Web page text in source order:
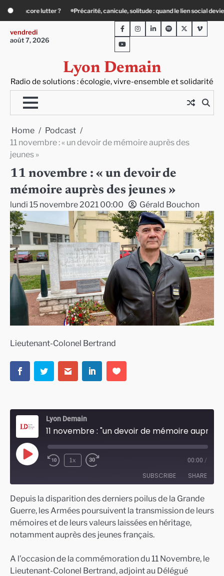
Skip
content
solitude : quand le lien social devient essentiel « Ça chauffe » : des
vendredi
août 7, 2026
Lyon Demain
Radio de solutions : écologie, vivre-ensemble et solidarité
FacebookInstagram
LinkedInSpotifyTwitterViméo
Youtube
Home
Podcast
11 novembre : « un devoir de mémoire auprès des
jeunes »
11 novembre : « un devoir de
mémoire auprès des jeunes »
lundi 15 novembre 2021 00:00 Gérald Bouchon
Lieutenant-Colonel Bertrand
Lyon Demain
Play
1x 00:00 /
SUBSCRIBE SHARE
RSS FEED
SHARE
LINK
Depuis la disparition des derniers poilus de la Grande
Guerre, les Armées poursuivent la transmission de leurs
mémoires et de leurs valeurs laissées en héritage,
notamment auprès des jeunes français.
A l’occasion de la commémoration du 11 Novembre, le
Lieutenant-Colonel Bertrand, adjoint au Délégué